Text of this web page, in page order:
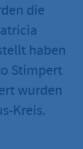
die
haben
Stimpert
wurden
Kreis.